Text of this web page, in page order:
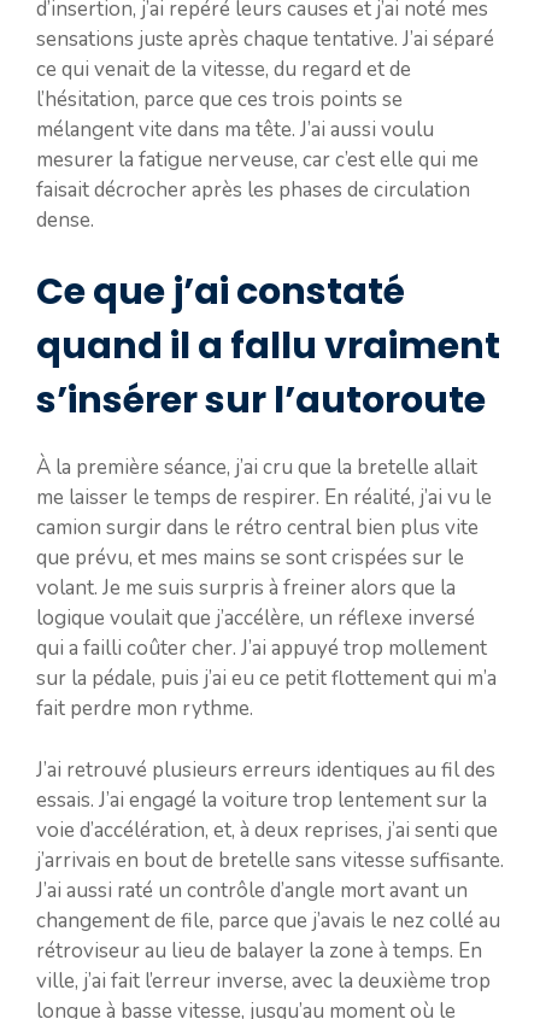
d’insertion, j’ai repéré leurs causes et j’ai noté mes
sensations juste après chaque tentative. J’ai séparé
ce qui venait de la vitesse, du regard et de
l’hésitation, parce que ces trois points se
mélangent vite dans ma tête. J’ai aussi voulu
mesurer la fatigue nerveuse, car c’est elle qui me
faisait décrocher après les phases de circulation
dense.
Ce que j’ai constaté
quand il a fallu vraiment
s’insérer sur l’autoroute
À la première séance, j’ai cru que la bretelle allait
me laisser le temps de respirer. En réalité, j’ai vu le
camion surgir dans le rétro central bien plus vite
que prévu, et mes mains se sont crispées sur le
volant. Je me suis surpris à freiner alors que la
logique voulait que j’accélère, un réflexe inversé
qui a failli coûter cher. J’ai appuyé trop mollement
sur la pédale, puis j’ai eu ce petit flottement qui m’a
fait perdre mon rythme.
J’ai retrouvé plusieurs erreurs identiques au fil des
essais. J’ai engagé la voiture trop lentement sur la
voie d’accélération, et, à deux reprises, j’ai senti que
j’arrivais en bout de bretelle sans vitesse suffisante.
J’ai aussi raté un contrôle d’angle mort avant un
changement de file, parce que j’avais le nez collé au
rétroviseur au lieu de balayer la zone à temps. En
ville, j’ai fait l’erreur inverse, avec la deuxième trop
longue à basse vitesse, jusqu’au moment où le